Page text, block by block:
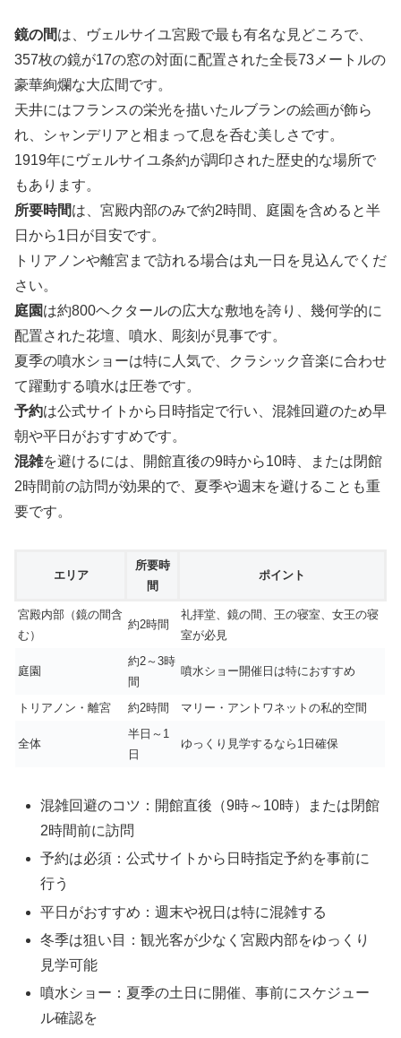
鏡の間は、ヴェルサイユ宮殿で最も有名な見どころで、
357枚の鏡が17の窓の対面に配置された全長73メートルの
豪華絢爛な大広間です。
天井にはフランスの栄光を描いたルブランの絵画が飾ら
れ、シャンデリアと相まって息を呑む美しさです。
1919年にヴェルサイユ条約が調印された歴史的な場所で
もあります。
所要時間は、宮殿内部のみで約2時間、庭園を含めると半
日から1日が目安です。
トリアノンや離宮まで訪れる場合は丸一日を見込んでくだ
さい。
庭園は約800ヘクタールの広大な敷地を誇り、幾何学的に
配置された花壇、噴水、彫刻が見事です。
夏季の噴水ショーは特に人気で、クラシック音楽に合わせ
て躍動する噴水は圧巻です。
予約は公式サイトから日時指定で行い、混雑回避のため早
朝や平日がおすすめです。
混雑を避けるには、開館直後の9時から10時、または閉館
2時間前の訪問が効果的で、夏季や週末を避けることも重
要です。
エリア
所要時
間
ポイント
宮殿内部（鏡の間含
む）
約2時間
礼拝堂、鏡の間、王の寝室、女王の寝
室が必見
庭園
約2～3時
間
噴水ショー開催日は特におすすめ
トリアノン・離宮 約2時間 マリー・アントワネットの私的空間
全体
半日～1
日
ゆっくり見学するなら1日確保
混雑回避のコツ：開館直後（9時～10時）または閉館
2時間前に訪問
予約は必須：公式サイトから日時指定予約を事前に
行う
平日がおすすめ：週末や祝日は特に混雑する
冬季は狙い目：観光客が少なく宮殿内部をゆっくり
見学可能
噴水ショー：夏季の土日に開催、事前にスケジュー
ル確認を